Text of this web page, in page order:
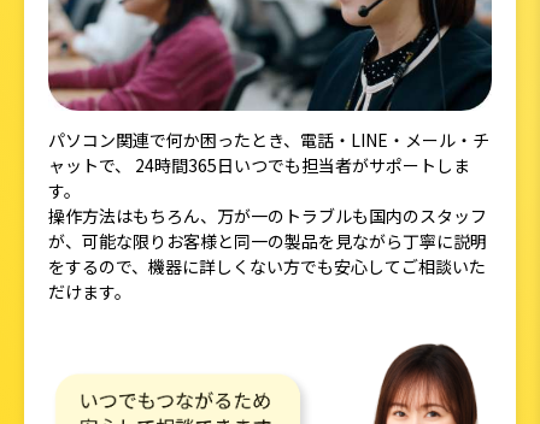
パソコン関連で何か困ったとき、電話・LINE・メール・チ
ャットで、 24時間365日いつでも担当者がサポートしま
す。
操作方法はもちろん、万が一のトラブルも国内のスタッフ
が、可能な限りお客様と同一の製品を見ながら丁寧に説明
をするので、機器に詳しくない方でも安心してご相談いた
だけます。